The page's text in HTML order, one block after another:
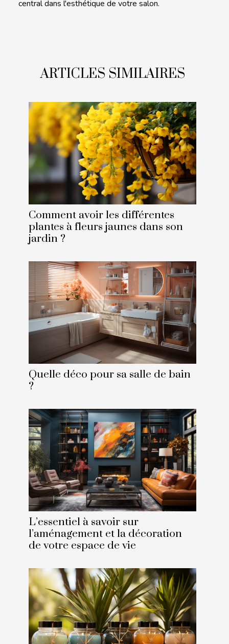
central dans l'esthétique de votre salon.
ARTICLES SIMILAIRES
Comment avoir les différentes
plantes à fleurs jaunes dans son
jardin ?
Quelle déco pour sa salle de bain
?
L’essentiel à savoir sur
l’aménagement et la décoration
de votre espace de vie